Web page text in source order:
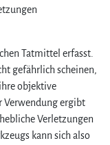
Tatmittel erfasst.
gefährlich scheinen,
objektive
Verwendung ergibt
Verletzungen
kann sich also